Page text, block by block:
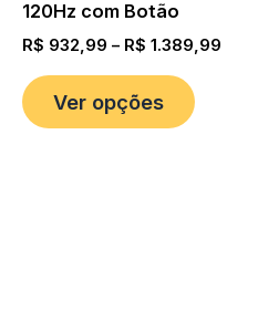
120Hz com Botão
R$ 932,99 – R$ 1.389,99
Ver opções